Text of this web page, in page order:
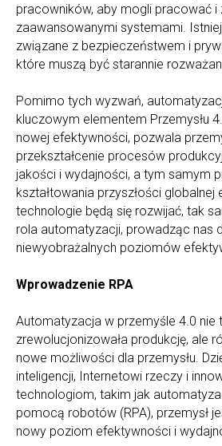
pracowników, aby mogli pracować i
zaawansowanymi systemami.
związane z bezpieczeństwem i
które muszą być starannie
Pomimo tych wyzwań,
kluczowym elementem Przemysłu
nowej efektywności, pozwala
przekształcenie procesów
jakości i wydajności, a tym samym
kształtowania przyszłości globalnej
technologie będą się rozwijać, tak
rola automatyzacji, prowadząc nas
niewyobrażalnych poziomów
Wprowadzenie RPA
Automatyzacja w przemyśle 4.0 nie
zrewolucjonizowała produkcję, ale
nowe możliwości dla przemysłu.
inteligencji, Internetowi rzeczy i
technologiom, takim jak
pomocą robotów (RPA), przemysł
nowy poziom efektywności i